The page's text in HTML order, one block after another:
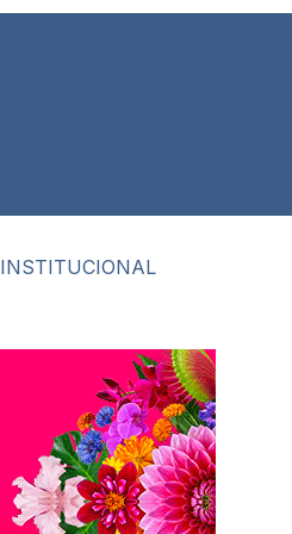
INSTITUCIONAL